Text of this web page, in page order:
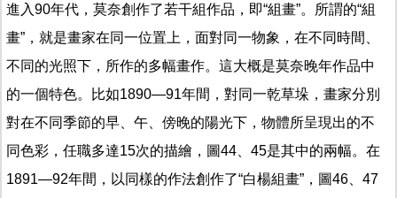
進入90年代，莫奈創作了若干組作品，即“組畫”。所謂的“組
畫”，就是畫家在同一位置上，面對同一物象，在不同時間、
不同的光照下，所作的多幅畫作。這大概是莫奈晚年作品中
的一個特色。比如1890—91年間，對同一乾草垛，畫家分別
對在不同季節的早、午、傍晚的陽光下，物體所呈現出的不
同色彩，任職多達15次的描繪，圖44、45是其中的兩幅。在
1891—92年間，以同樣的作法創作了“白楊組畫”，圖46、47